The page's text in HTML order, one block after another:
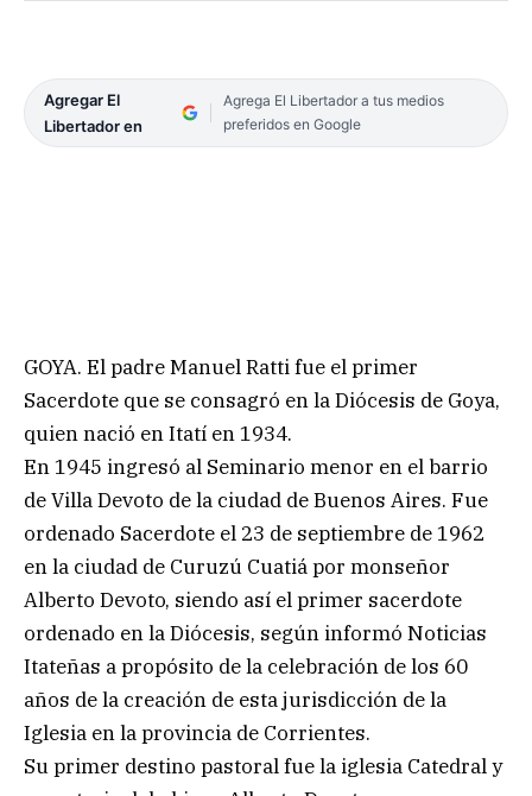
Agregar El
Libertador en
Agrega El Libertador a tus medios
preferidos en Google
GOYA. El padre Manuel Ratti fue el primer
Sacerdote que se consagró en la Diócesis de Goya,
quien nació en Itatí en 1934.
En 1945 ingresó al Seminario menor en el barrio
de Villa Devoto de la ciudad de Buenos Aires. Fue
ordenado Sacerdote el 23 de septiembre de 1962
en la ciudad de Curuzú Cuatiá por monseñor
Alberto Devoto, siendo así el primer sacerdote
ordenado en la Diócesis, según informó Noticias
Itateñas a propósito de la celebración de los 60
años de la creación de esta jurisdicción de la
Iglesia en la provincia de Corrientes.
Su primer destino pastoral fue la iglesia Catedral y